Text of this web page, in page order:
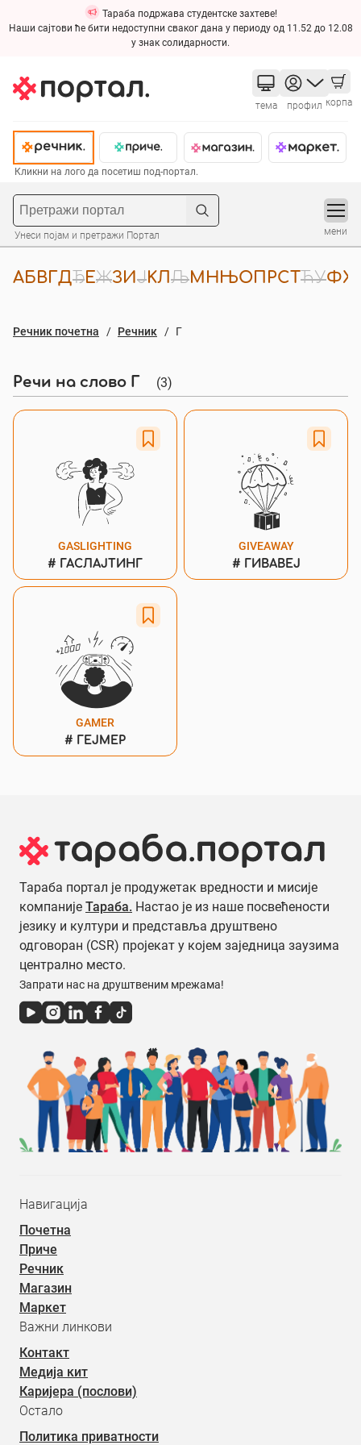
Тараба подржава студентске захтеве!
Наши сајтови ће бити недоступни сваког дана у периоду од 11.52 до 12.08
у знак солидарности.
тема профил корпа
Кликни на лого да посетиш под-портал.
Унеси појам и претражи Портал мени
AБВГ ДЂЕЖЗИЈКЛЉМНЊОПРС Т ЋУФХ
Речник почетна Речник Г
Речи на слово Г (3)
GASLIGHTING
# ГАСЛАЈТИНГ
GIVEAWAY
# ГИВАВЕЈ
GAMER
# ГЕЈМЕР
Тараба портал је продужетак вредности и мисије
компаније Тараба. Настао је из наше посвећености
језику и култури и представља друштвено
одговоран (CSR) пројекат у којем заједница заузима
централно место.
Запрати нас на друштвеним мрежама!
Навигација
Почетна
Приче
Речник
Магазин
Маркет
Важни линкови
Контакт
Медија кит
Каријера (послови)
Остало
Политика приватности